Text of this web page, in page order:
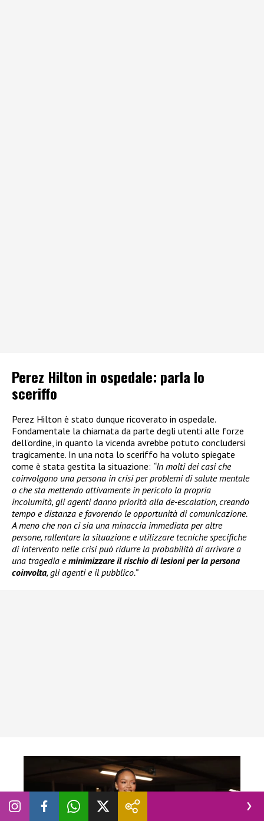
Perez Hilton in ospedale: parla lo
sceriffo
Perez Hilton è stato dunque ricoverato in ospedale.
Fondamentale la chiamata da parte degli utenti alle forze
dell’ordine, in quanto la vicenda avrebbe potuto concludersi
tragicamente. In una nota lo sceriffo ha voluto spiegate
come è stata gestita la situazione: “In molti dei casi che
coinvolgono una persona in crisi per problemi di salute mentale
o che sta mettendo attivamente in pericolo la propria
incolumità, gli agenti danno priorità alla de-escalation, creando
tempo e distanza e favorendo le opportunità di comunicazione.
A meno che non ci sia una minaccia immediata per altre
persone, rallentare la situazione e utilizzare tecniche specifiche
di intervento nelle crisi può ridurre la probabilità di arrivare a
una tragedia eminimizzare il rischio di lesioni per la persona
coinvolta, gli agenti e il pubblico.”